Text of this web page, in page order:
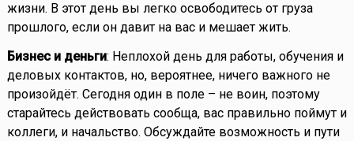
жизни. В этот день вы легко освободитесь от груза
прошлого, если он давит на вас и мешает жить.
Бизнес и деньги: Неплохой день для работы, обучения и
деловых контактов, но, вероятнее, ничего важного не
произойдёт. Сегодня один в поле – не воин, поэтому
старайтесь действовать сообща, вас правильно поймут и
коллеги, и начальство. Обсуждайте возможность и пути